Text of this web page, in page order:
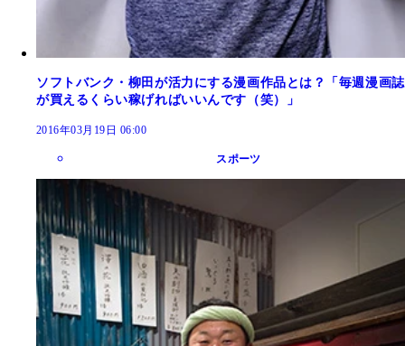
ソフトバンク・柳田が活力にする漫画作品とは？「毎週漫画誌
が買えるくらい稼げればいいんです（笑）」
2016年03月19日 06:00
スポーツ